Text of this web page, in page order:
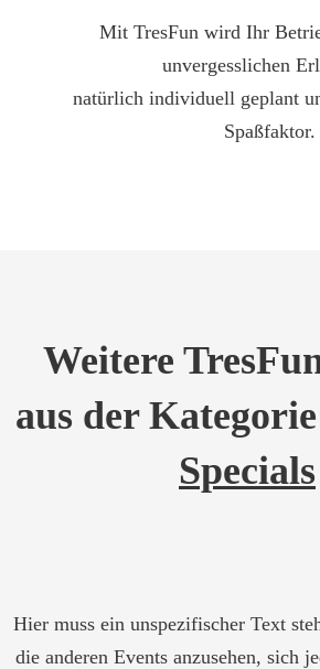
Mit TresFun wird Ihr
unvergesslichen
natürlich individuell geplant
Spaßfaktor.
Weitere
aus der
Specials
Hier muss ein unspezifischer Text
die anderen Events anzusehen, sich